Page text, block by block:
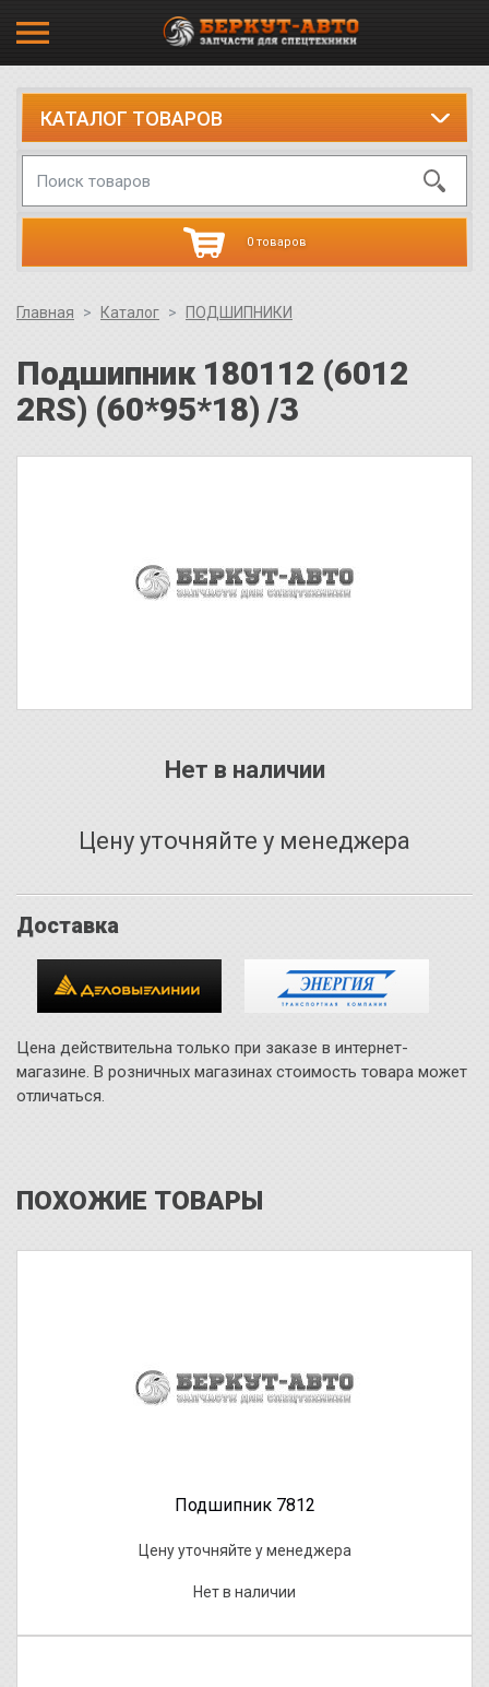
КАТАЛОГ ТОВАРОВ
0 товаров
Главная Каталог ПОДШИПНИКИ
Подшипник 180112 (6012
2RS) (60*95*18) /3
Нет в наличии
Цену уточняйте у менеджера
Доставка
Цена действительна только при заказе в интернет-
магазине. В розничных магазинах стоимость товара может
отличаться.
ПОХОЖИЕ ТОВАРЫ
Подшипник 7812
Цену уточняйте у менеджера
Нет в наличии